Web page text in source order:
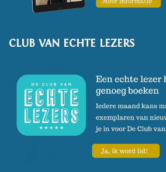
CLUB VAN ECHTE LEZERS